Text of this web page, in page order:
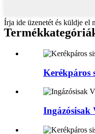
Írja ide üzenetét és küldje el
Kerékpáros
Ingázósisak